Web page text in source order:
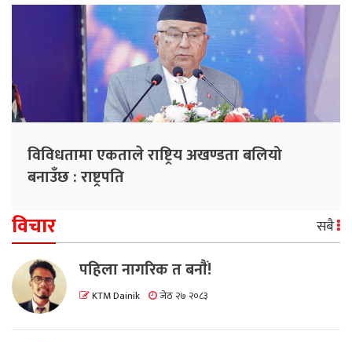
विविधतामा एकताले राष्ट्रिय अखण्डता बलियो
बनाउँछ : राष्ट्रपति
विचार सबै
पहिला नागरिक त बनाैं!
KTM Dainik जेठ २७ २०८३